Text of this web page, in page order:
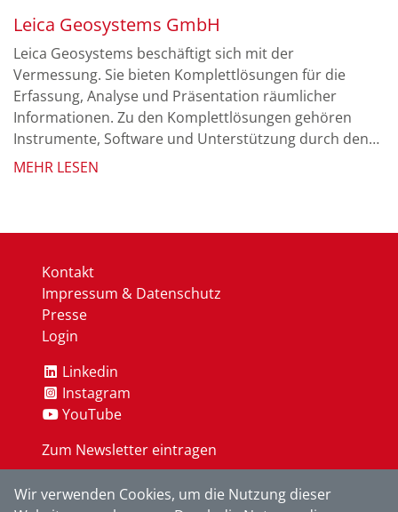
Leica Geosystems GmbH
Leica Geosystems beschäftigt sich mit der
Vermessung. Sie bieten Komplettlösungen für die
Erfassung, Analyse und Präsentation räumlicher
Informationen. Zu den Komplettlösungen gehören
Instrumente, Software und Unterstützung durch den
Service und Support.
MEHR LESEN
Kontakt
Impressum & Datenschutz
Presse
Login
Linkedin
Instagram
YouTube
Zum Newsletter eintragen
OK
Wir verwenden Cookies, um die Nutzung dieser